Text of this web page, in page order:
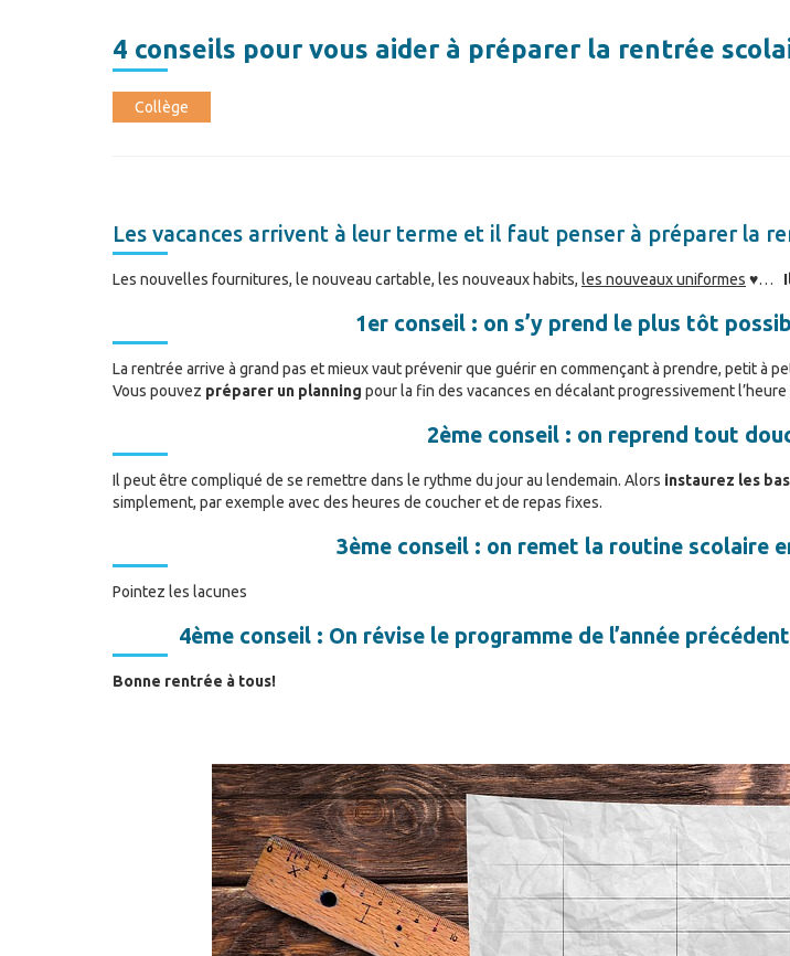
4 conseils pour vous aider à préparer la rentrée
Collège
Les vacances arrivent à leur terme et il faut penser à préparer la
Les nouvelles fournitures, le nouveau cartable, les nouveaux habits, les nouveaux uniformes ♥…
1er conseil : on s’y prend le plus tôt
La rentrée arrive à grand pas et mieux vaut prévenir que guérir en commençant à prendre, petit à
Vous pouvez préparer un planning pour la fin des vacances en décalant progressivement l’heure
2ème conseil : on reprend tout
Il peut être compliqué de se remettre dans le rythme du jour au lendemain. Alors instaurez les
simplement, par exemple avec des heures de coucher et de repas fixes.
3ème conseil : on remet la routine scolaire
Pointez les lacunes
4ème conseil : On révise le programme de l’année
Bonne rentrée à tous!